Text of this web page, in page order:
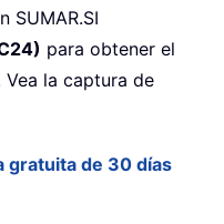
SUMAR.SI
para obtener el
la captura de
gratuita de 30 días